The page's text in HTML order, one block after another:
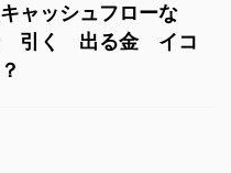
キャッシュフローな
引く 出る金 イコ